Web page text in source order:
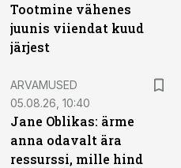
Tootmine vähenes
juunis viiendat kuud
järjest
ARVAMUSED
05.08.26, 10:40
Jane Oblikas: ärme
anna odavalt ära
ressurssi, mille hind